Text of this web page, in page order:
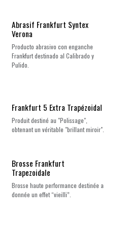
Abrasif Frankfurt Syntex
Verona
Producto abrasivo con enganche
Frankfurt destinado al Calibrado y
Pulido.
Frankfurt 5 Extra Trapézoidal
Produit destiné au "Polissage",
obtenant un véritable "brillant miroir".
Brosse Frankfurt
Trapezoidale
Brosse haute performance destinée a
donnée un effet “vieilli”.